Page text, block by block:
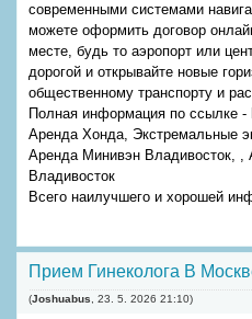
современными системами
можете оформить договор
месте, будь то аэропорт или
дорогой и открывайте новые
общественному транспорту и
Полная информация по ссылке -
Аренда Хонда, Экстремальные
Аренда Минивэн Владивосток, ,
Владивосток
Всего наилучшего и хорошей
Прием Гинеколога В
(Joshuabus 23. 5. 2026 21:10)